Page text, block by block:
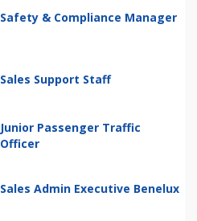
Safety & Compliance Manager
Sales Support Staff
Junior Passenger Traffic
Officer
Sales Admin Executive Benelux